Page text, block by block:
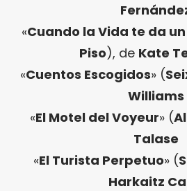
«Cuando la Vida te da
Piso), de Kate
«Cuentos Escogidos» (
Williams
«El Motel del Voyeur» (
Talase
«El Turista Perpetuo» (
Harkaitz